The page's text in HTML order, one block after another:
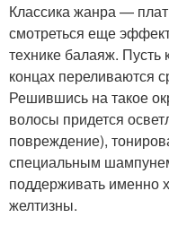
Классика жанра —
смотреться еще
технике балаяж. Пусть
концах переливаются
Решившись на такое
волосы придется
повреждение),
специальным
поддерживать именно
желтизны.